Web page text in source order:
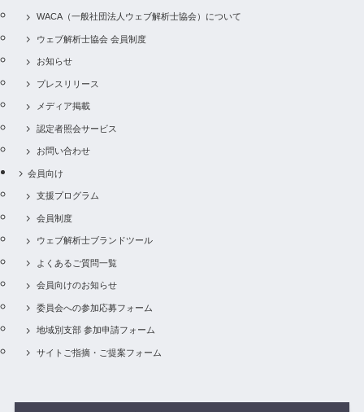
WACA（一般社団法人ウェブ解析士協会）について
ウェブ解析士協会 会員制度
お知らせ
プレスリリース
メディア掲載
認定者照会サービス
お問い合わせ
会員向け
支援プログラム
会員制度
ウェブ解析士ブランドツール
よくあるご質問一覧
会員向けのお知らせ
委員会への参加応募フォーム
地域別支部 参加申請フォーム
サイトご指摘・ご提案フォーム